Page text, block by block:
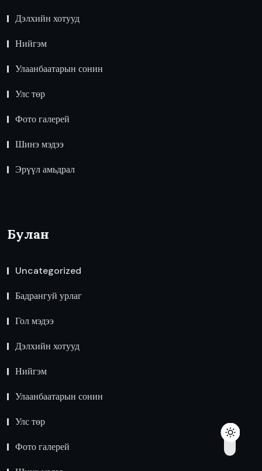
Дэлхийн хотууд
Нийгэм
Улаанбаатарын сонин
Улс төр
Фото галерей
Шинэ мэдээ
Эрүүл амьдрал
Булан
Uncategorized
Бадрангуй урлаг
Гол мэдээ
Дэлхийн хотууд
Нийгэм
Улаанбаатарын сонин
Улс төр
Фото галерей